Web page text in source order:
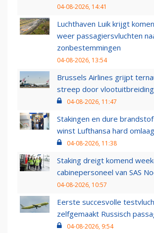
04-08-2026, 14:41
Luchthaven Luik krijgt
weer passagiersvluchten
zonbestemmingen
04-08-2026, 13:54
Brussels Airlines grijpt
streep door vlootuitbreiding
04-08-2026, 11:47
Stakingen en dure
winst Lufthansa hard omlaag
04-08-2026, 11:38
Staking dreigt komend
cabinepersoneel van SAS
04-08-2026, 10:57
Eerste succesvolle
zelfgemaakt Russisch
04-08-2026, 9:54